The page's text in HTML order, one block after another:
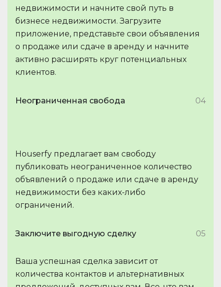
недвижимости и начните свой путь в
бизнесе недвижимости. Загрузите
приложение, представьте свои объявления
о продаже или сдаче в аренду и начните
активно расширять круг потенциальных
клиентов.
Неограниченная свобода 04
Houserfy предлагает вам свободу
публиковать неограниченное количество
объявлений о продаже или сдаче в аренду
недвижимости без каких-либо
ограничений.
Заключите выгодную сделку 05
Ваша успешная сделка зависит от
количества контактов и альтернативных